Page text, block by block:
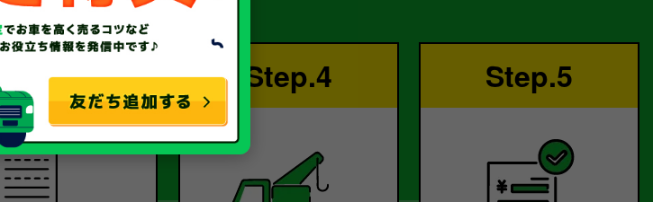
Step.3 Step.4 Step.5